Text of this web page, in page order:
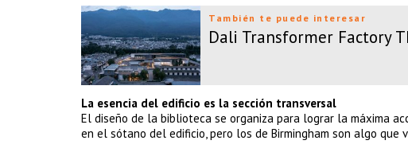
También te puede interesar
Dali Transformer Factory
La esencia del edificio es la sección transversal
El diseño de la biblioteca se organiza para lograr la máxima
en el sótano del edificio, pero los de Birmingham son algo que